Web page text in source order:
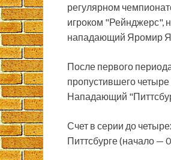
регулярном
игроком "Рейнджерс",
нападающий Яромир
После первого
пропустившего
Нападающий
Счет в серии до
Питтсбурге (начало —